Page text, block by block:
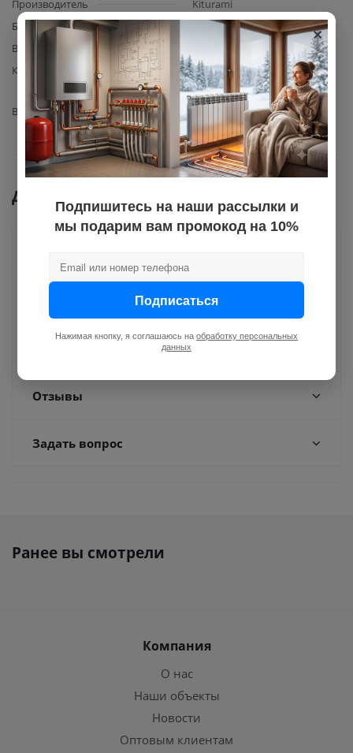
Производитель
Kiturami
Базовая единица
Вес с упаковкой
Комплектация
горелка Kiturami (артикул
H130120139) – 1 шт.
Вид запчасти
Документы
Отзывы
Задать вопрос
Ранее вы смотрели
Компания
О нас
Наши объекты
Новости
Оптовым клиентам
×
Подпишитесь на наши рассылки и
мы подарим вам промокод на 10%
Подписаться
Нажимая кнопку, я соглашаюсь на обработку персональных
данных